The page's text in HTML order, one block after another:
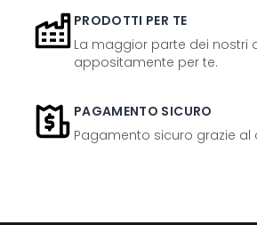
PRODOTTI PER TE
La maggior parte dei nostri
appositamente per te.
PAGAMENTO SICURO
Pagamento sicuro grazie al